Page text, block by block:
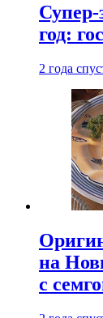
год:
2 года
на
с